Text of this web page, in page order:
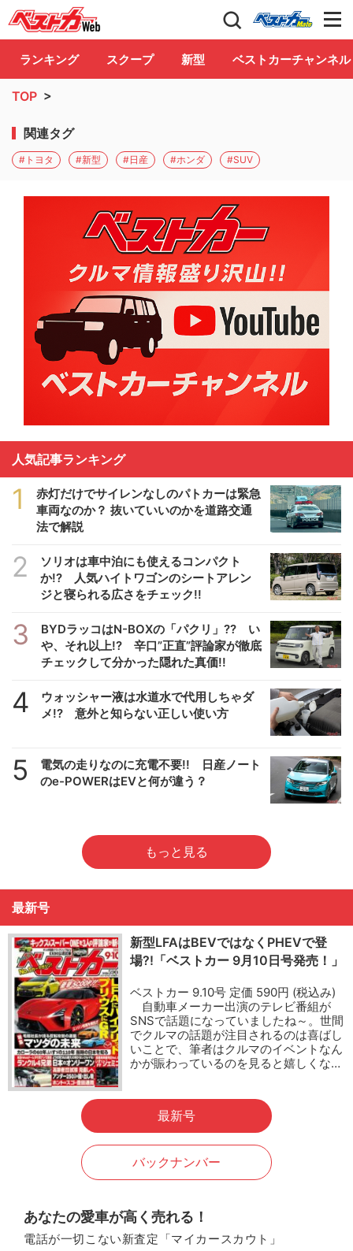
自動車情報誌「ベストカー」 Club
ランキング スクープ 新型 ベストカーチャンネル
TOP >
関連タグ
#トヨタ #新型 #日産 #ホンダ #SUV
人気記事ランキング
1
赤灯だけでサイレンなしのパトカーは緊急
車両なのか？ 抜いていいのかを道路交通
法で解説
2
ソリオは車中泊にも使えるコンパクト
か!? 人気ハイトワゴンのシートアレン
ジと寝られる広さをチェック!!
3
BYDラッコはN-BOXの「パクリ」?? い
や、それ以上!? 辛口”正直”評論家が徹底
チェックして分かった隠れた真価!!
4
ウォッシャー液は水道水で代用しちゃダ
メ!? 意外と知らない正しい使い方
5
電気の走りなのに充電不要!! 日産ノート
のe-POWERはEVと何が違う？
もっと見る
最新号
新型LFAはBEVではなくPHEVで登
場?!「ベストカー 9月10日号発売！」
ベストカー 9.10号 定価 590円 (税込み)
自動車メーカー出演のテレビ番組が
SNSで話題になっていましたね～。世間
でクルマの話題が注目されるのは喜ばし
いことで、筆者はクルマのイベントなん
かが賑わっているのを見ると嬉しくな…
最新号
バックナンバー
あなたの愛車が高く売れる！
電話が一切こない新査定「マイカースカウト」